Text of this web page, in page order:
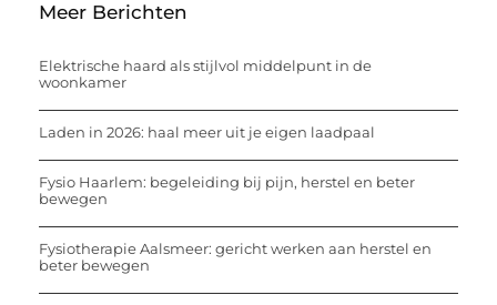
Meer Berichten
Elektrische haard als stijlvol middelpunt in de
woonkamer
Laden in 2026: haal meer uit je eigen laadpaal
Fysio Haarlem: begeleiding bij pijn, herstel en beter
bewegen
Fysiotherapie Aalsmeer: gericht werken aan herstel en
beter bewegen